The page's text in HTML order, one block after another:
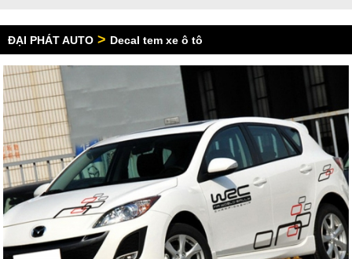
ĐẠI PHÁT AUTO > Decal tem xe ô tô